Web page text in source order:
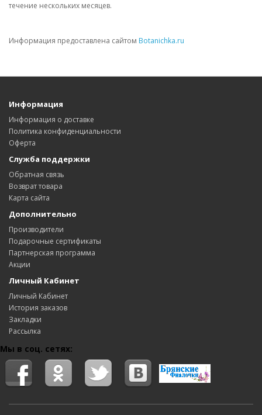
течение нескольких месяцев.
Информация предоставлена сайтом Botanichka.ru
Информация
Информация о доставке
Политика конфиденциальности
Оферта
Служба поддержки
Обратная связь
Возврат товара
Карта сайта
Дополнительно
Производители
Подарочные сертификаты
Партнерская программа
Акции
Личный Кабинет
Личный Кабинет
История заказов
Закладки
Рассылка
Мы в соц. сетях: